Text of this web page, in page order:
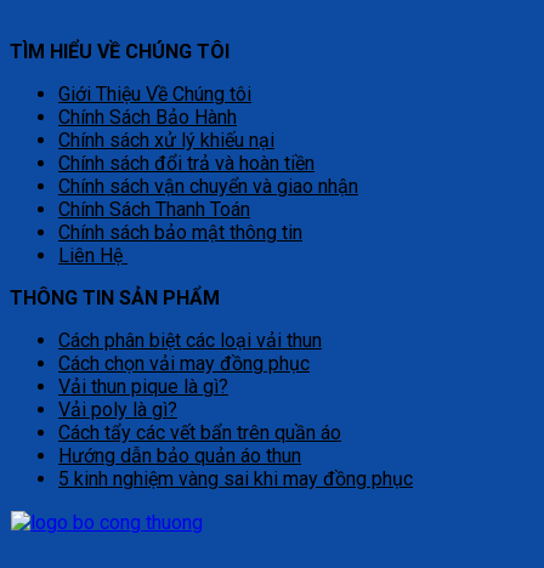
TÌM HIỂU VỀ CHÚNG TÔI
Giới Thiệu Về Chúng tôi
Chính Sách Bảo Hành
Chính sách xử lý khiếu nại
Chính sách đổi trả và hoàn tiền
Chính sách vận chuyển và giao nhận
Chính Sách Thanh Toán
Chính sách bảo mật thông tin
Liên Hệ
THÔNG TIN SẢN PHẨM
Cách phân biệt các loại vải thun
Cách chọn vải may đồng phục
Vải thun pique là gì?
Vải poly là gì?
Cách tẩy các vết bẩn trên quần áo
Hướng dẫn bảo quản áo thun
5 kinh nghiệm vàng sai khi may đồng phục